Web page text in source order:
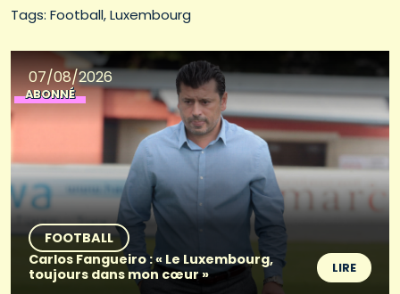
Tags: Football Luxembourg
07/08/2026
ABONNÉ
FOOTBALL
Carlos Fangueiro : « Le Luxembourg,
toujours dans mon cœur »
LIRE